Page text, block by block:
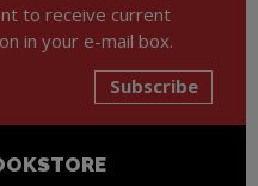
to receive current
in your e-mail box.
Subscribe